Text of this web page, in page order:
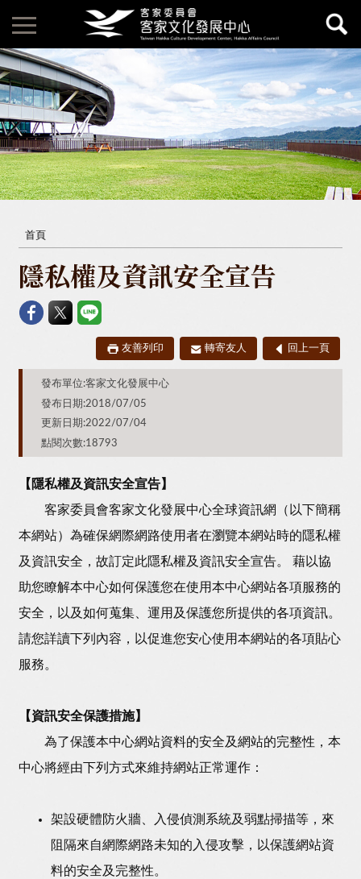
首頁
隱私權及資訊安全宣告
友善列印 轉寄友人 回上一頁
發布單位:客家文化發展中心
發布日期:2018/07/05
更新日期:2022/07/04
點閱次數:18793
【隱私權及資訊安全宣告】
客家委員會客家文化發展中心全球資訊網（以下簡稱
本網站）為確保網際網路使用者在瀏覽本網站時的隱私權
及資訊安全，故訂定此隱私權及資訊安全宣告。 藉以協
助您瞭解本中心如何保護您在使用本中心網站各項服務的
安全，以及如何蒐集、運用及保護您所提供的各項資訊。
請您詳讀下列內容，以促進您安心使用本網站的各項貼心
服務。
【資訊安全保護措施】
為了保護本中心網站資料的安全及網站的完整性，本
中心將經由下列方式來維持網站正常運作：
架設硬體防火牆、入侵偵測系統及弱點掃描等，來
阻隔來自網際網路未知的入侵攻擊，以保護網站資
料的安全及完整性。